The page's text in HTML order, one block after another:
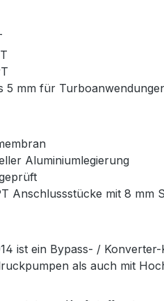
5 mm für
Aluminiumlegierung
Anschlussstücke mit 8 mm
ist ein Bypass- /
als auch mit